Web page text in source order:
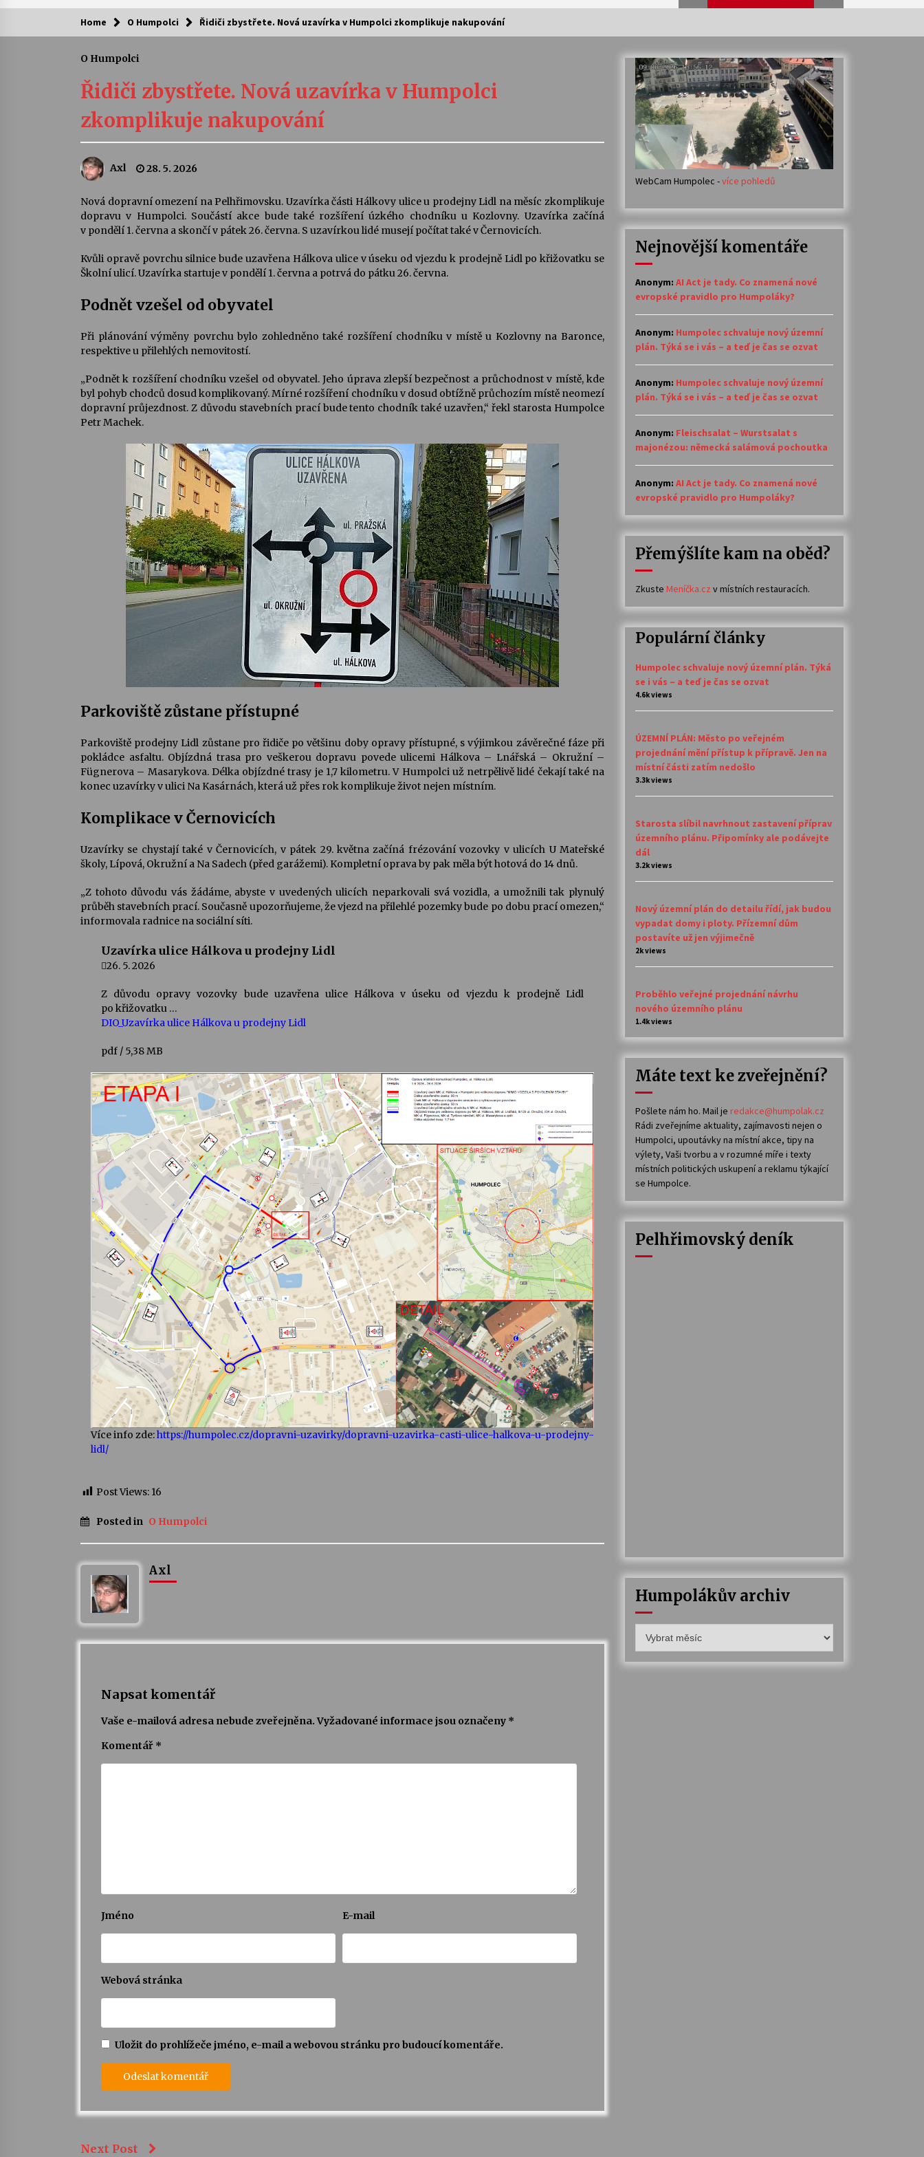
Kam za kulturou?
Camerata a Sukuba Ensemble
4. 8. 2026
Stávám se kapkou
30. 7. 2026
Veselí muzikanti
30. 7. 2026
Pozvánka na integrační festival
Quijotova šedesátka: 28. 7.–1. 8.
28. 7. 2026
Kolchoz a Jenakaši
Votavžatský ploty
23. 7. 2026
Letní koncerty ve Stromovce: Rufus
Miller
22. 7. 2026
Vysočinka
17. 7. 2026 14. 7. 2026
Za kulturou kousek za Humpolec. V
Želivě ožije odkaz Josefa Čapka
Varhanní recitál Michala Novenka v
Klášteře Želiv
30. 6. 2026
Home O Humpolci Řidiči zbystřete. Nová uzavírka v Humpolci zkomplikuje nakupování
O Humpolci
Řidiči zbystřete. Nová uzavírka v Humpolci
zkomplikuje nakupování
Axl 28. 5. 2026
Nová dopravní omezení na Pelhřimovsku. Uzavírka části Hálkovy ulice u prodejny Lidl na měsíc zkomplikuje
dopravu v Humpolci. Součástí akce bude také rozšíření úzkého chodníku u Kozlovny. Uzavírka začíná
v pondělí 1. června a skončí v pátek 26. června. S uzavírkou lidé musejí počítat také v Černovicích.
Kvůli opravě povrchu silnice bude uzavřena Hálkova ulice v úseku od vjezdu k prodejně Lidl po křižovatku se
Školní ulicí. Uzavírka startuje v pondělí 1. června a potrvá do pátku 26. června.
Podnět vzešel od obyvatel
Při plánování výměny povrchu bylo zohledněno také rozšíření chodníku v místě u Kozlovny na Baronce,
respektive u přilehlých nemovitostí.
„Podnět k rozšíření chodníku vzešel od obyvatel. Jeho úprava zlepší bezpečnost a průchodnost v místě, kde
byl pohyb chodců dosud komplikovaný. Mírné rozšíření chodníku v dosud obtížně průchozím místě neomezí
dopravní průjezdnost. Z důvodu stavebních prací bude tento chodník také uzavřen,“ řekl starosta Humpolce
Petr Machek.
Parkoviště zůstane přístupné
Parkoviště prodejny Lidl zůstane pro řidiče po většinu doby opravy přístupné, s výjimkou závěrečné fáze při
pokládce asfaltu. Objízdná trasa pro veškerou dopravu povede ulicemi Hálkova – Lnářská – Okružní –
Fügnerova – Masarykova. Délka objízdné trasy je 1,7 kilometru. V Humpolci už netrpělivě lidé čekají také na
konec uzavírky v ulici Na Kasárnách, která už přes rok komplikuje život nejen místním.
Komplikace v Černovicích
Uzavírky se chystají také v Černovicích, v pátek 29. května začíná frézování vozovky v ulicích U Mateřské
školy, Lípová, Okružní a Na Sadech (před garážemi). Kompletní oprava by pak měla být hotová do 14 dnů.
„Z tohoto důvodu vás žádáme, abyste v uvedených ulicích neparkovali svá vozidla, a umožnili tak plynulý
průběh stavebních prací. Současně upozorňujeme, že vjezd na přilehlé pozemky bude po dobu prací omezen,“
informovala radnice na sociální síti.
Uzavírka ulice Hálkova u prodejny Lidl
26. 5. 2026
Z důvodu opravy vozovky bude uzavřena ulice Hálkova v úseku od vjezdu k prodejně Lidl
po křižovatku …
DIO_Uzavírka ulice Hálkova u prodejny Lidl
pdf / 5,38 MB
Více info zde:https://humpolec.cz/dopravni-uzavirky/dopravni-uzavirka-casti-ulice-halkova-u-prodejny-
lidl/
Post Views: 16
Posted in O Humpolci
Axl
Napsat komentář
Vaše e-mailová adresa nebude zveřejněna. Vyžadované informace jsou označeny *
Komentář *
Jméno E-mail
Webová stránka
Uložit do prohlížeče jméno, e-mail a webovou stránku pro budoucí komentáře.
Next Post
WebCam Humpolec -více pohledů
Nejnovější komentáře
Anonym: AI Act je tady. Co znamená nové
evropské pravidlo pro Humpoláky?
Anonym: Humpolec schvaluje nový územní
plán. Týká se i vás – a teď je čas se ozvat
Anonym: Humpolec schvaluje nový územní
plán. Týká se i vás – a teď je čas se ozvat
Anonym: Fleischsalat – Wurstsalat s
majonézou: německá salámová pochoutka
Anonym: AI Act je tady. Co znamená nové
evropské pravidlo pro Humpoláky?
Přemýšlíte kam na oběd?
Zkuste Meníčka.cz v místních restauracích.
Populární články
Humpolec schvaluje nový územní plán. Týká
se i vás – a teď je čas se ozvat
4.6k views
ÚZEMNÍ PLÁN: Město po veřejném
projednání mění přístup k přípravě. Jen na
místní části zatím nedošlo
3.3k views
Starosta slíbil navrhnout zastavení příprav
územního plánu. Připomínky ale podávejte
dál
3.2k views
Nový územní plán do detailu řídí, jak budou
vypadat domy i ploty. Přízemní dům
postavíte už jen výjimečně
2k views
Proběhlo veřejné projednání návrhu
nového územního plánu
1.4k views
Máte text ke zveřejnění?
Pošlete nám ho. Mail je redakce@humpolak.cz
Rádi zveřejníme aktuality, zajímavosti nejen o
Humpolci, upoutávky na místní akce, tipy na
výlety, Vaši tvorbu a v rozumné míře i texty
místních politických uskupení a reklamu týkající
se Humpolce.
Pelhřimovský deník
Humpolákův archiv
archiv